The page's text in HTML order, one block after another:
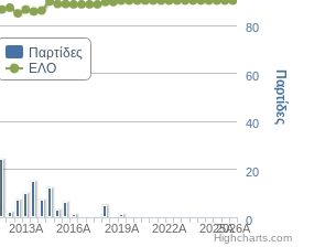
Παρτίδες
ΕΛΟ
2013A 2016A 2019A 2022A 2025A2026A
0
20
40
60
80
Παρτίδες
Highcharts.com